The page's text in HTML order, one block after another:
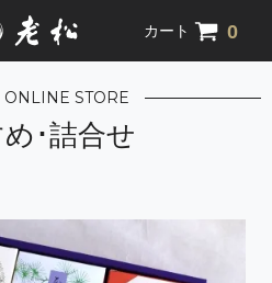
カート 0
ONLINE STORE
･詰合せ